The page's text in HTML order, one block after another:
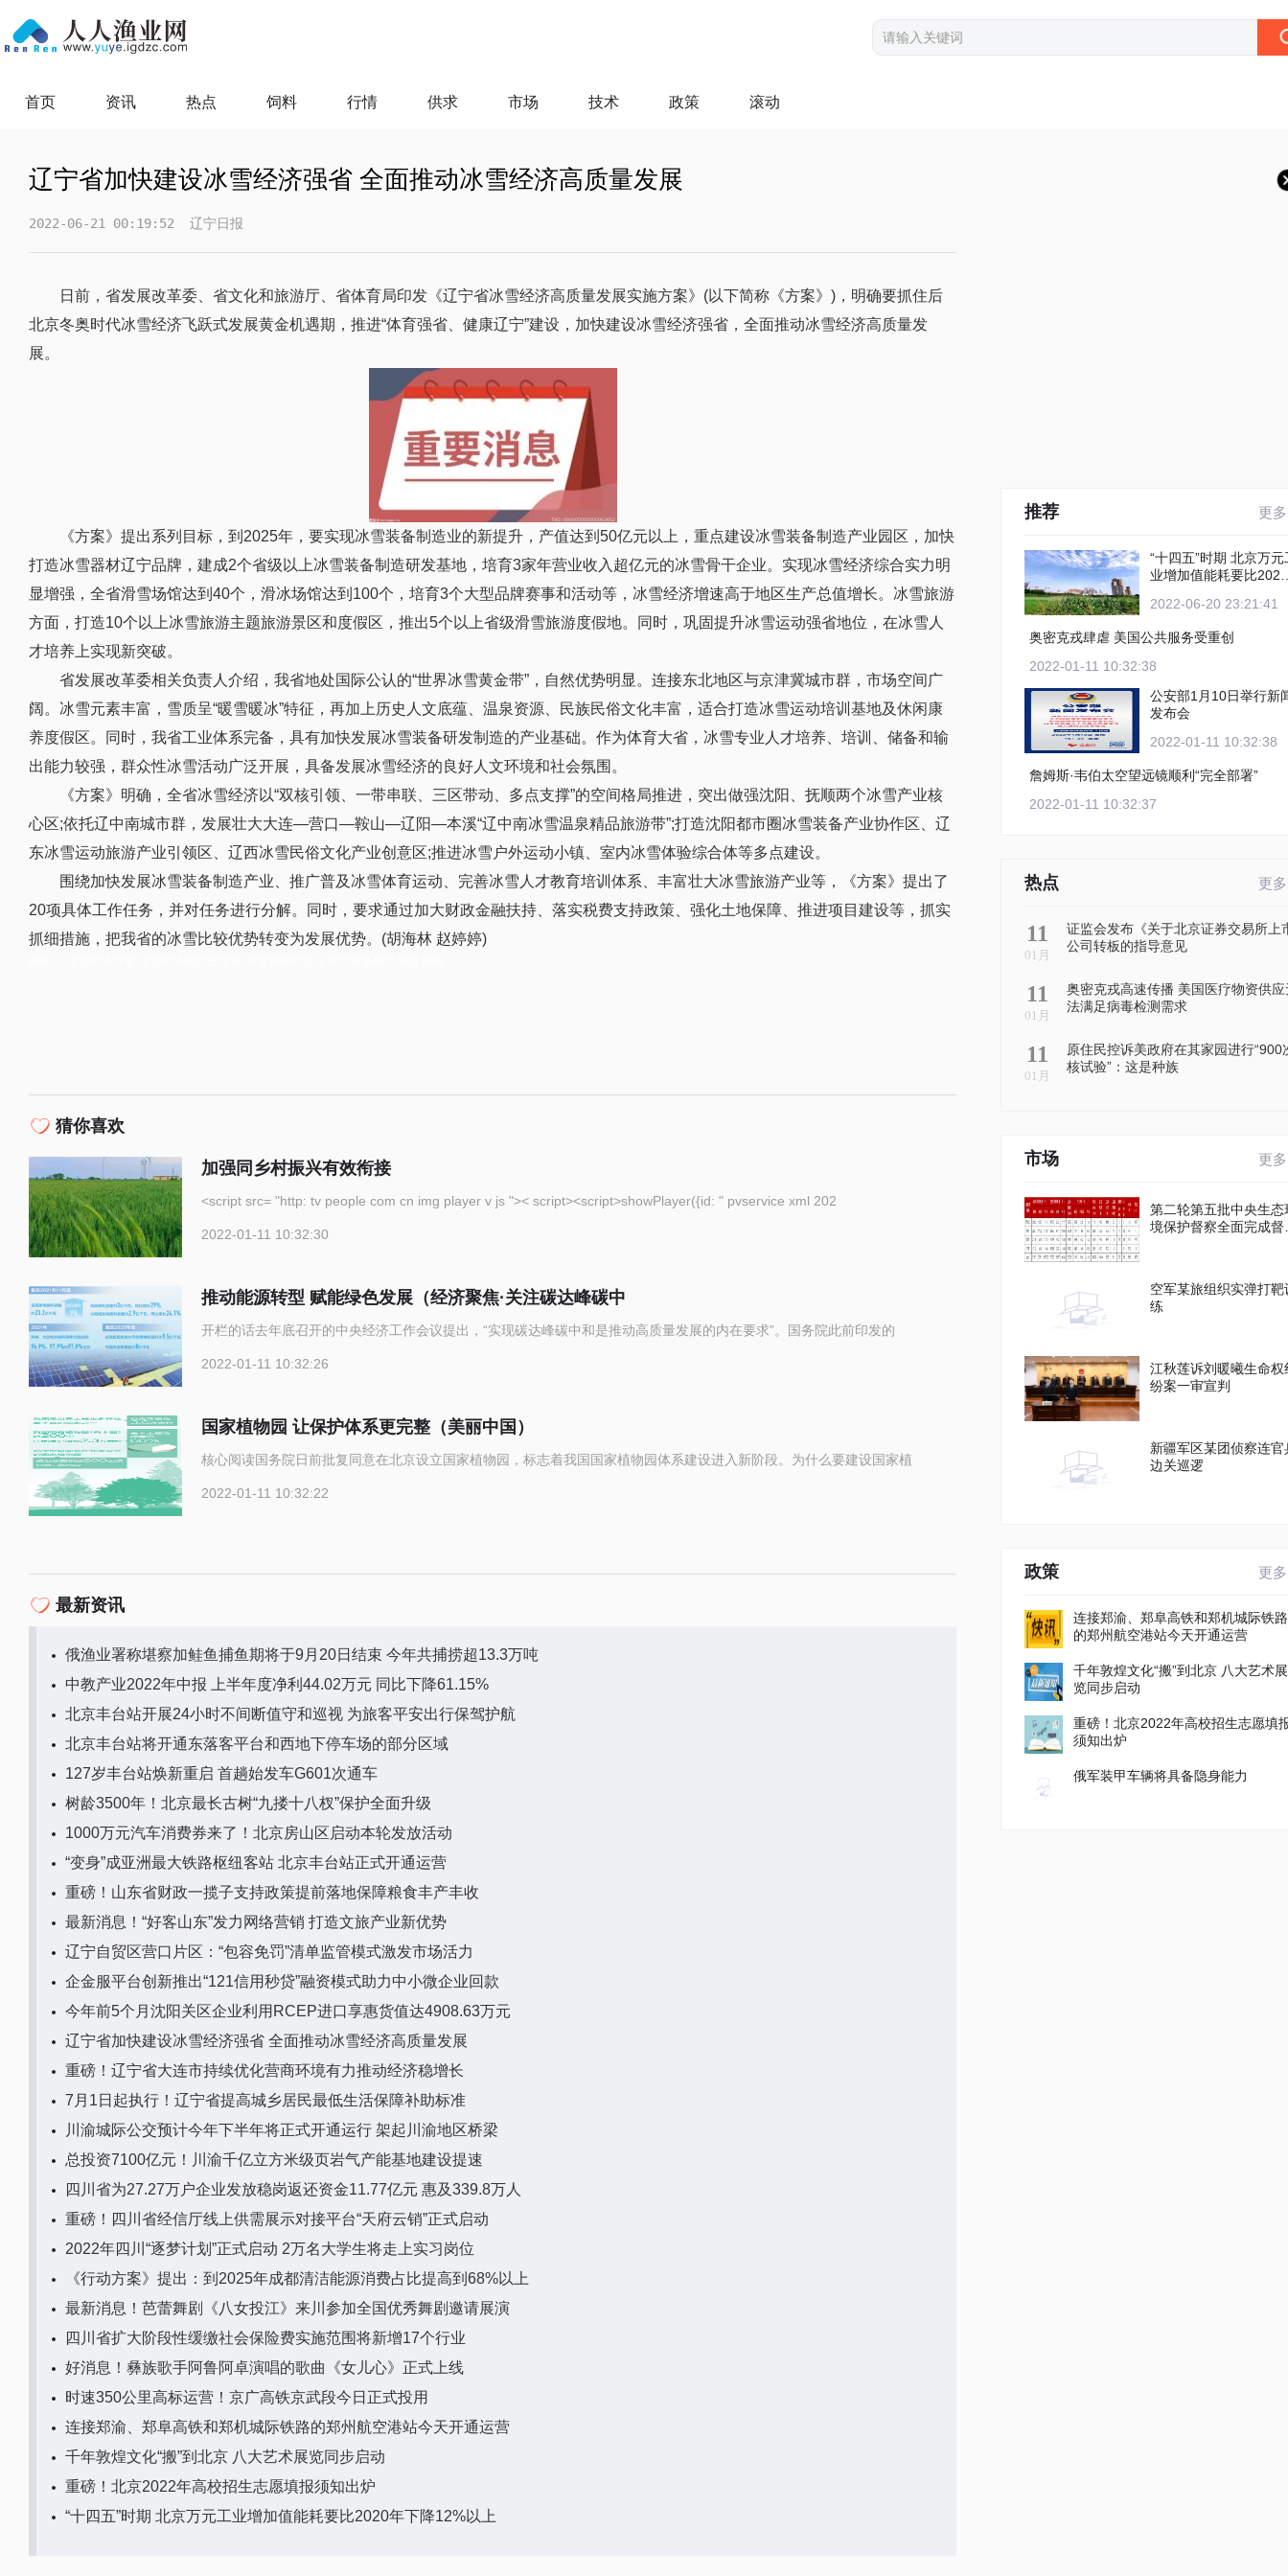
首页 资讯 热点 饲料 行情 供求 市场 技术 政策 滚动
辽宁省加快建设冰雪经济强省 全面推动冰雪经济高质量发展
2022-06-21 00:19:52 辽宁日报
日前，省发展改革委、省文化和旅游厅、省体育局印发《辽宁省冰雪经济高质量发展实施方案》(以下简称《方案》)，明确要抓住后
北京冬奥时代冰雪经济飞跃式发展黄金机遇期，推进“体育强省、健康辽宁”建设，加快建设冰雪经济强省，全面推动冰雪经济高质量发
展。
《方案》提出系列目标，到2025年，要实现冰雪装备制造业的新提升，产值达到50亿元以上，重点建设冰雪装备制造产业园区，加快
打造冰雪器材辽宁品牌，建成2个省级以上冰雪装备制造研发基地，培育3家年营业收入超亿元的冰雪骨干企业。实现冰雪经济综合实力明
显增强，全省滑雪场馆达到40个，滑冰场馆达到100个，培育3个大型品牌赛事和活动等，冰雪经济增速高于地区生产总值增长。冰雪旅游
方面，打造10个以上冰雪旅游主题旅游景区和度假区，推出5个以上省级滑雪旅游度假地。同时，巩固提升冰雪运动强省地位，在冰雪人
才培养上实现新突破。
省发展改革委相关负责人介绍，我省地处国际公认的“世界冰雪黄金带”，自然优势明显。连接东北地区与京津冀城市群，市场空间广
阔。冰雪元素丰富，雪质呈“暖雪暖冰”特征，再加上历史人文底蕴、温泉资源、民族民俗文化丰富，适合打造冰雪运动培训基地及休闲康
养度假区。同时，我省工业体系完备，具有加快发展冰雪装备研发制造的产业基础。作为体育大省，冰雪专业人才培养、培训、储备和输
出能力较强，群众性冰雪活动广泛开展，具备发展冰雪经济的良好人文环境和社会氛围。
《方案》明确，全省冰雪经济以“双核引领、一带串联、三区带动、多点支撑”的空间格局推进，突出做强沈阳、抚顺两个冰雪产业核
心区;依托辽中南城市群，发展壮大大连—营口—鞍山—辽阳—本溪“辽中南冰雪温泉精品旅游带”;打造沈阳都市圈冰雪装备产业协作区、辽
东冰雪运动旅游产业引领区、辽西冰雪民俗文化产业创意区;推进冰雪户外运动小镇、室内冰雪体验综合体等多点建设。
围绕加快发展冰雪装备制造产业、推广普及冰雪体育运动、完善冰雪人才教育培训体系、丰富壮大冰雪旅游产业等，《方案》提出了
20项具体工作任务，并对任务进行分解。同时，要求通过加大财政金融扶持、落实税费支持政策、强化土地保障、推进项目建设等，抓实
抓细措施，把我省的冰雪比较优势转变为发展优势。(胡海林 赵婷婷)
猜你喜欢
加强同乡村振兴有效衔接
<script src= "http: tv people com cn img player v js ">< script><script>showPlayer({id: " pvservice xml 202
2022-01-11 10:32:30
推动能源转型 赋能绿色发展（经济聚焦·关注碳达峰碳中
开栏的话去年底召开的中央经济工作会议提出，“实现碳达峰碳中和是推动高质量发展的内在要求”。国务院此前印发的
2022-01-11 10:32:26
国家植物园 让保护体系更完整（美丽中国）
核心阅读国务院日前批复同意在北京设立国家植物园，标志着我国国家植物园体系建设进入新阶段。为什么要建设国家植
2022-01-11 10:32:22
最新资讯
俄渔业署称堪察加鲑鱼捕鱼期将于9月20日结束 今年共捕捞超13.3万吨
中教产业2022年中报 上半年度净利44.02万元 同比下降61.15%
北京丰台站开展24小时不间断值守和巡视 为旅客平安出行保驾护航
北京丰台站将开通东落客平台和西地下停车场的部分区域
127岁丰台站焕新重启 首趟始发车G601次通车
树龄3500年！北京最长古树“九搂十八杈”保护全面升级
1000万元汽车消费券来了！北京房山区启动本轮发放活动
“变身”成亚洲最大铁路枢纽客站 北京丰台站正式开通运营
重磅！山东省财政一揽子支持政策提前落地保障粮食丰产丰收
最新消息！“好客山东”发力网络营销 打造文旅产业新优势
辽宁自贸区营口片区：“包容免罚”清单监管模式激发市场活力
企金服平台创新推出“121信用秒贷”融资模式助力中小微企业回款
今年前5个月沈阳关区企业利用RCEP进口享惠货值达4908.63万元
辽宁省加快建设冰雪经济强省 全面推动冰雪经济高质量发展
重磅！辽宁省大连市持续优化营商环境有力推动经济稳增长
7月1日起执行！辽宁省提高城乡居民最低生活保障补助标准
川渝城际公交预计今年下半年将正式开通运行 架起川渝地区桥梁
总投资7100亿元！川渝千亿立方米级页岩气产能基地建设提速
四川省为27.27万户企业发放稳岗返还资金11.77亿元 惠及339.8万人
重磅！四川省经信厅线上供需展示对接平台“天府云销”正式启动
2022年四川“逐梦计划”正式启动 2万名大学生将走上实习岗位
《行动方案》提出：到2025年成都清洁能源消费占比提高到68%以上
最新消息！芭蕾舞剧《八女投江》来川参加全国优秀舞剧邀请展演
四川省扩大阶段性缓缴社会保险费实施范围将新增17个行业
好消息！彝族歌手阿鲁阿卓演唱的歌曲《女儿心》正式上线
时速350公里高标运营！京广高铁京武段今日正式投用
连接郑渝、郑阜高铁和郑机城际铁路的郑州航空港站今天开通运营
千年敦煌文化“搬”到北京 八大艺术展览同步启动
重磅！北京2022年高校招生志愿填报须知出炉
“十四五”时期 北京万元工业增加值能耗要比2020年下降12%以上
推荐 更多
“十四五”时期 北京万元工
业增加值能耗要比2020
2022-06-20 23:21:41
奥密克戎肆虐 美国公共服务受重创
2022-01-11 10:32:38
公安部1月10日举行新
发布会
2022-01-11 10:32:38
詹姆斯·韦伯太空望远镜顺利“完全部署”
2022-01-11 10:32:37
热点 更多
11
01月
证监会发布《关于北京证券交易所上
公司转板的指导意见
11
01月
奥密克戎高速传播 美国医疗物资供应
法满足病毒检测需求
11
01月
原住民控诉美政府在其家园进行“900
核试验”：这是种族
市场 更多
第二轮第五批中央生态
境保护督察全面完成督
空军某旅组织实弹打靶
练
江秋莲诉刘暖曦生命权
纷案一审宣判
新疆军区某团侦察连官
边关巡逻
政策 更多
连接郑渝、郑阜高铁和郑机城际铁路
的郑州航空港站今天开通运营
千年敦煌文化“搬”到北京 八大艺术展
览同步启动
重磅！北京2022年高校招生志愿填
须知出炉
俄军装甲车辆将具备隐身能力